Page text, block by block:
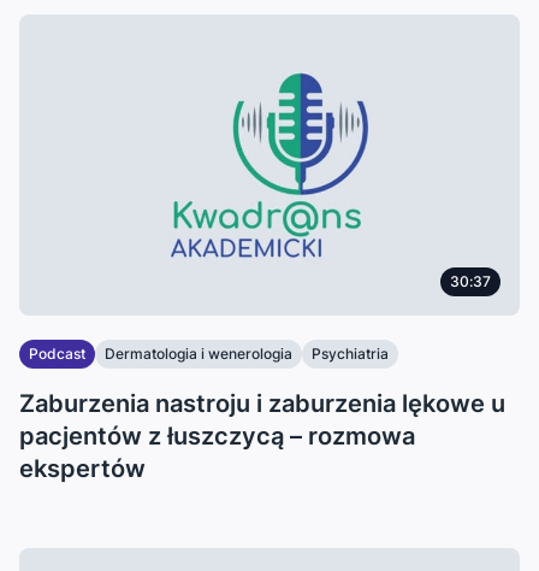
30:37
Podcast Dermatologia i wenerologia Psychiatria
Zaburzenia nastroju i zaburzenia lękowe u
pacjentów z łuszczycą – rozmowa
ekspertów